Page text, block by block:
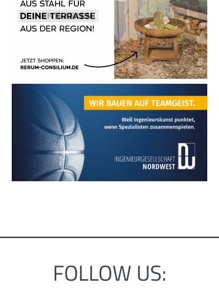
FOLLOW US: